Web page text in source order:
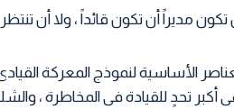
الأساسية لنموذج المعركة
تحدٍ للقيادة فى المخاطرة ،